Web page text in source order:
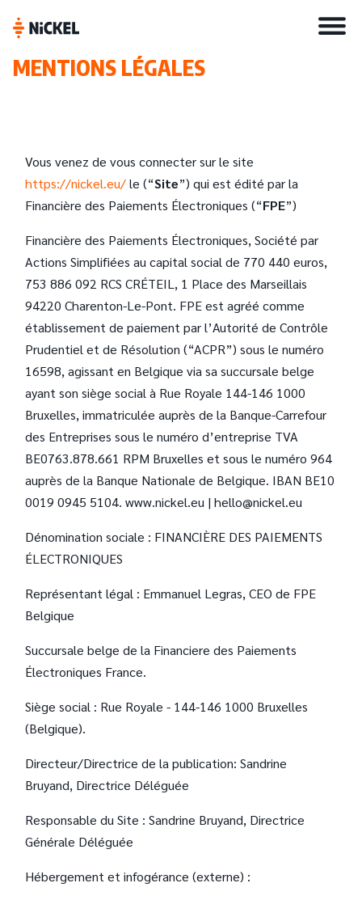
MENTIONS LÉGALES
Vous venez de vous connecter sur le site
https://nickel.eu/le (“Site”) qui est édité par la
Financière des Paiements Électroniques (“FPE”)
Financière des Paiements Électroniques, Société par
Actions Simplifiées au capital social de 770 440 euros,
753 886 092 RCS CRÉTEIL, 1 Place des Marseillais
94220 Charenton-Le-Pont. FPE est agréé comme
établissement de paiement par l’Autorité de Contrôle
Prudentiel et de Résolution (“ACPR”) sous le numéro
16598, agissant en Belgique via sa succursale belge
ayant son siège social à Rue Royale 144-146 1000
Bruxelles, immatriculée auprès de la Banque-Carrefour
des Entreprises sous le numéro d’entreprise TVA
BE0763.878.661 RPM Bruxelles et sous le numéro 964
auprès de la Banque Nationale de Belgique. IBAN BE10
0019 0945 5104. www.nickel.eu | hello@nickel.eu
Dénomination sociale : FINANCIÈRE DES PAIEMENTS
ÉLECTRONIQUES
Représentant légal : Emmanuel Legras, CEO de FPE
Belgique
Succursale belge de la Financiere des Paiements
Électroniques France.
Siège social : Rue Royale - 144-146 1000 Bruxelles
(Belgique).
Directeur/Directrice de la publication: Sandrine
Bruyand, Directrice Déléguée
Responsable du Site : Sandrine Bruyand, Directrice
Générale Déléguée
Hébergement et infogérance (externe) :